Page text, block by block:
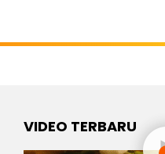
VIDEO TERBARU